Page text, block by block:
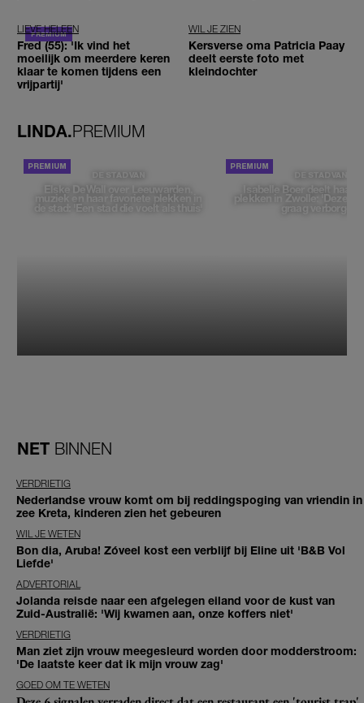
LIEVE HELEEN
Fred (55): 'Ik vind het
moeilijk om meerdere keren
klaar te komen tijdens een
vrijpartij'
WIL JE ZIEN
Kersverse oma Patricia Paay
deelt eerste foto met
kleindochter
LINDA.PREMIUM
DE STAD VAN
Elske DeWall over Leeuwarden,
muziek en haar favoriete plekken in
de stad: 'Een stad die voelt als thuis'
DE STAD VAN
Isabelle Boer deelt haar
plekken in Zwolle: 'Deze
graag verborgen'
NET BINNEN
VERDRIETIG
Nederlandse vrouw komt om bij reddingspoging van vriendin in
zee Kreta, kinderen zien het gebeuren
WIL JE WETEN
Bon dia, Aruba! Zóveel kost een verblijf bij Eline uit 'B&B Vol
Liefde'
ADVERTORIAL
Jolanda reisde naar een afgelegen eiland voor de kust van
Zuid-Australië: 'Wij kwamen aan, onze koffers niet'
VERDRIETIG
Man ziet zijn vrouw meegesleurd worden door modderstroom:
'De laatste keer dat ik mijn vrouw zag'
GOED OM TE WETEN